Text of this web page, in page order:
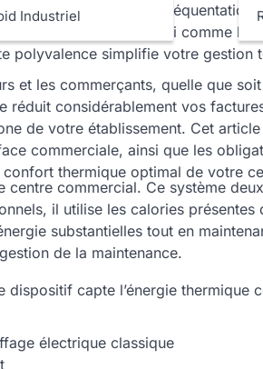
Industriel
Les variations de
s’impose aujourd’hui comme la
polyvalence simplifie votre gestion
et les commerçants, quelle que
considérablement vos
de votre établissement. Cet
commerciale, ainsi que les
thermique optimal de votre
commercial. Ce système
il utilise les calories
substantielles tout en
de la maintenance.
capte l’énergie thermique
électrique classique